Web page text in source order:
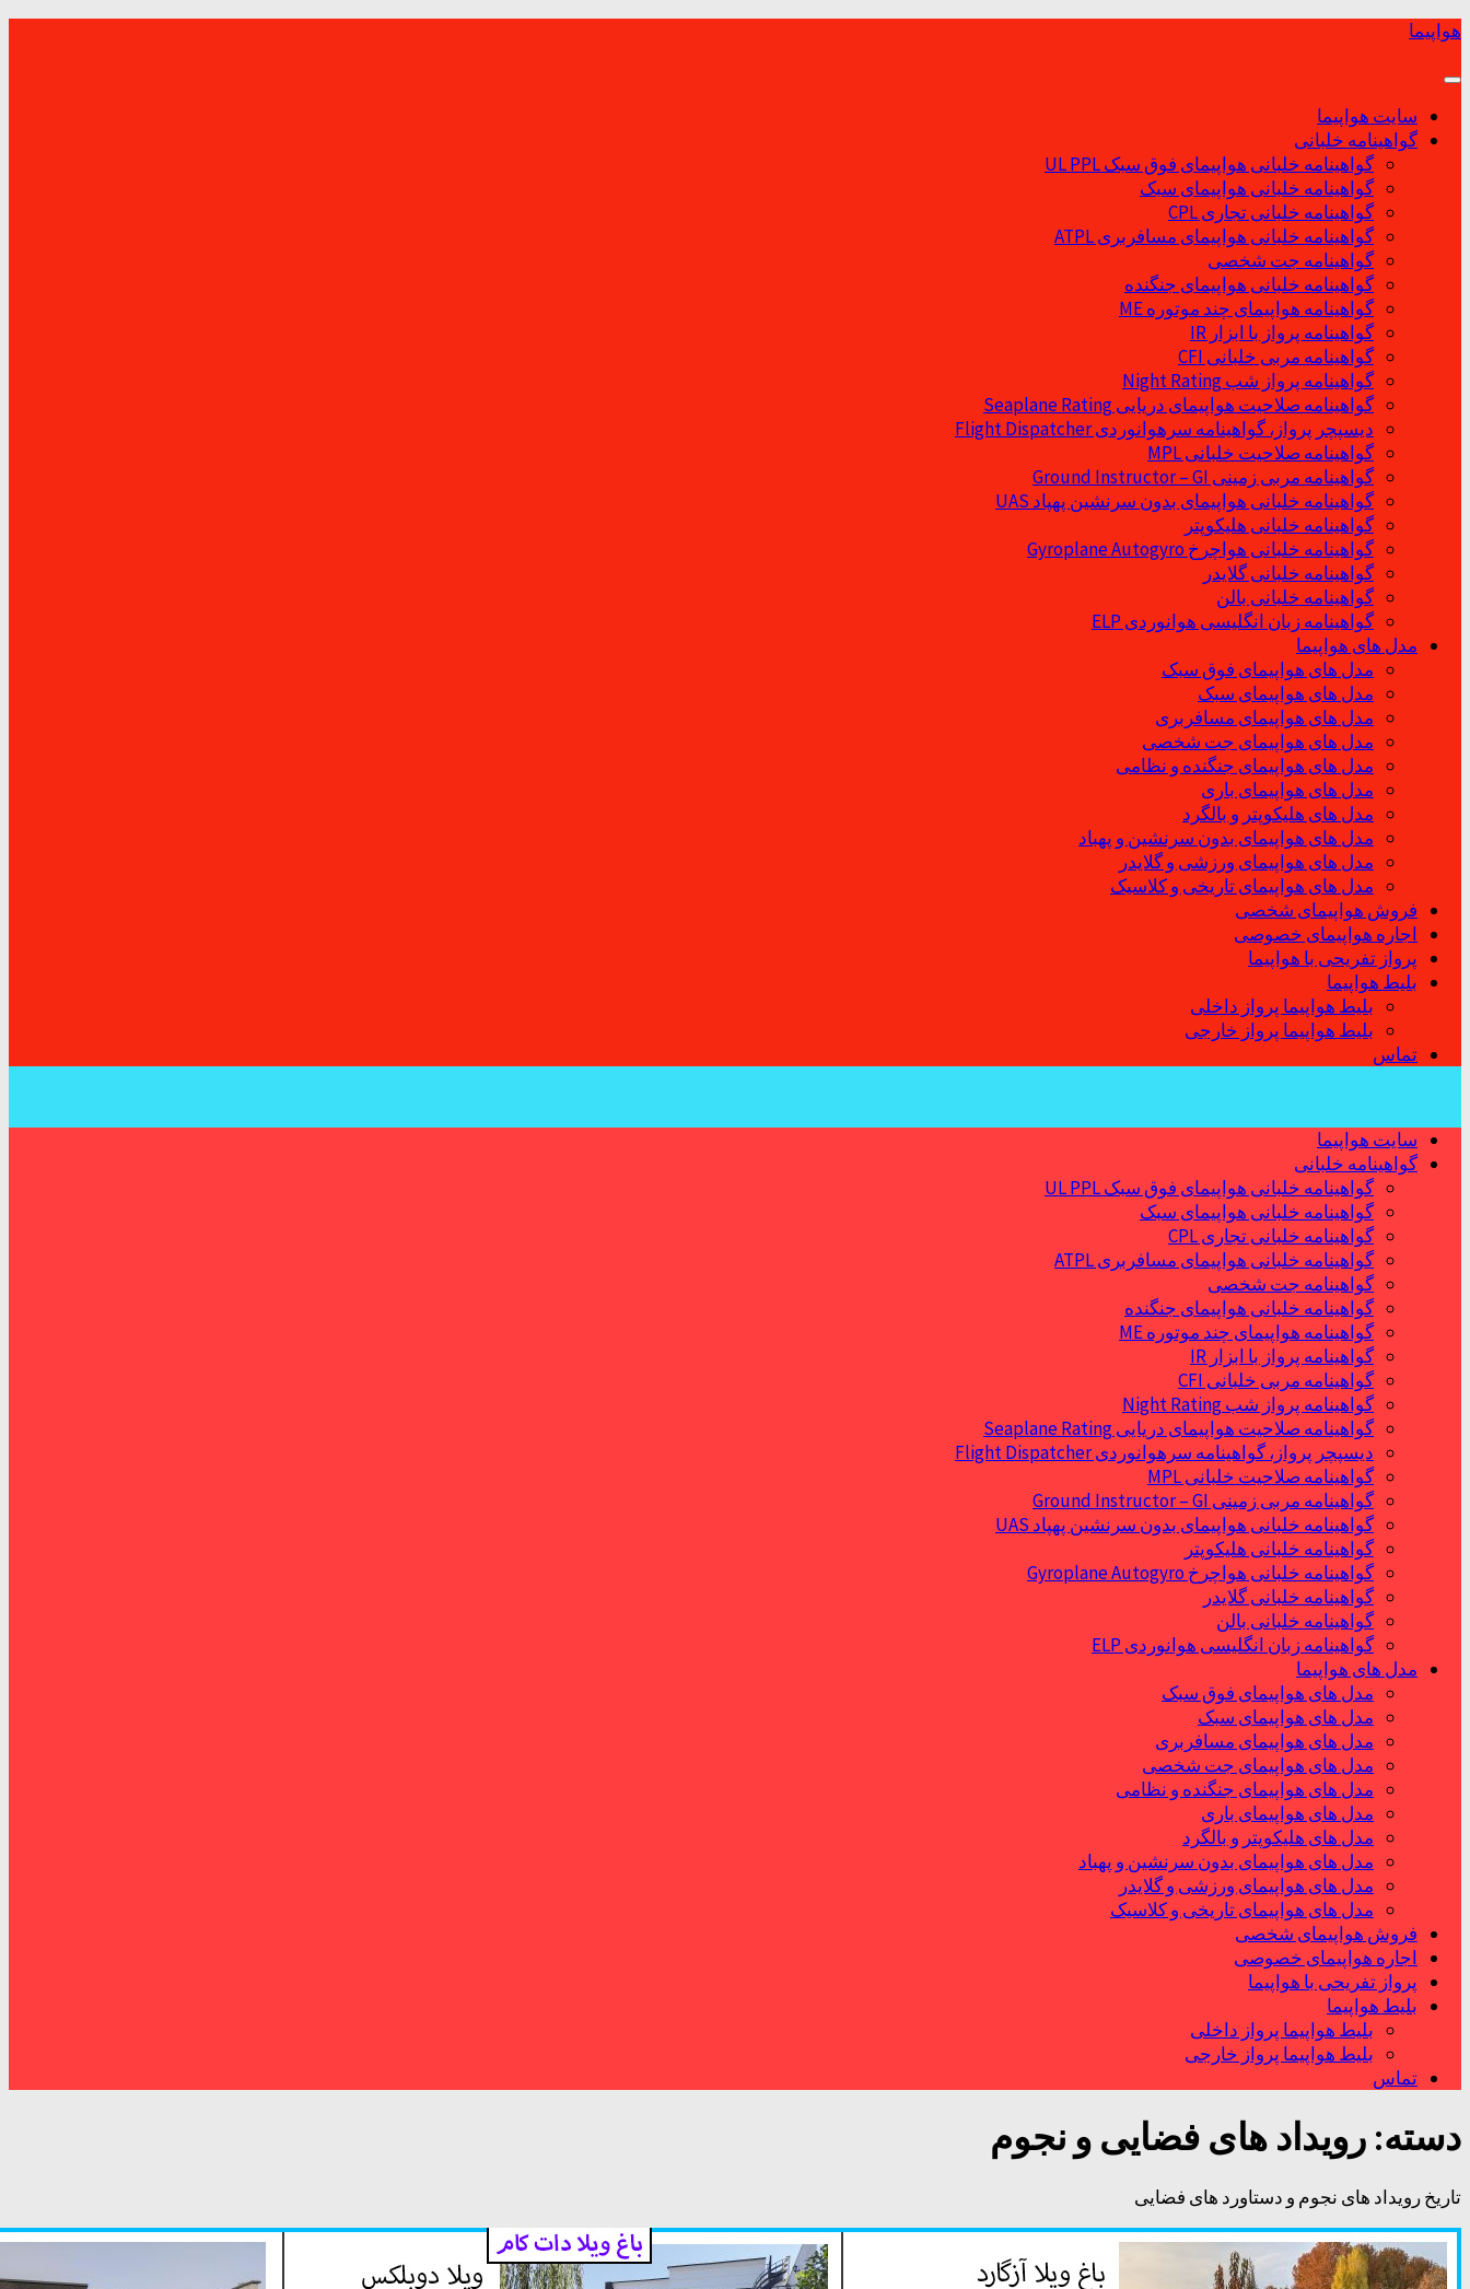
Skip
content
هواپیما
سایت هواپیما
گواهینامه خلبانی
گواهینامه خلبانی هواپیمای فوق سبک UL PPL
گواهینامه خلبانی هواپیمای سبک
گواهینامه خلبانی تجاری CPL
گواهینامه خلبانی هواپیمای مسافربری ATPL
گواهینامه جت شخصی
گواهینامه خلبانی هواپیمای جنگنده
گواهینامه هواپیمای چند موتوره ME
گواهینامه پرواز با ابزار IR
گواهینامه مربی خلبانی CFI
گواهینامه پرواز شب Night Rating
گواهینامه صلاحیت هواپیمای دریایی Seaplane Rating
دیسپچر پرواز، گواهینامه سرهوانوردی Flight Dispatcher
گواهینامه صلاحیت خلبانی MPL
گواهینامه مربی زمینی Ground Instructor – GI
گواهینامه خلبانی هواپیمای بدون سرنشین پهپاد UAS
گواهینامه خلبانی هلیکوپتر
گواهینامه خلبانی هواچرخ Gyroplane Autogyro
گواهینامه خلبانی گلایدر
گواهینامه خلبانی بالن
گواهینامه زبان انگلیسی هوانوردی ELP
مدل های هواپیما
مدل های هواپیمای فوق سبک
مدل های هواپیمای سبک
مدل های هواپیمای مسافربری
مدل های هواپیمای جت شخصی
مدل های هواپیمای جنگنده و نظامی
مدل های هواپیمای باری
مدل های هلیکوپتر و بالگرد
مدل های هواپیمای بدون سرنشین و پهباد
مدل های هواپیمای ورزشی و گلایدر
مدل های هواپیمای تاریخی و کلاسیک
فروش هواپیمای شخصی
اجاره هواپیمای خصوصی
پرواز تفریحی با هواپیما
بلیط هواپیما
بلیط هواپیما پرواز داخلی
بلیط هواپیما پرواز خارجی
تماس
سایت هواپیما
گواهینامه خلبانی
گواهینامه خلبانی هواپیمای فوق سبک UL PPL
گواهینامه خلبانی هواپیمای سبک
گواهینامه خلبانی تجاری CPL
گواهینامه خلبانی هواپیمای مسافربری ATPL
گواهینامه جت شخصی
گواهینامه خلبانی هواپیمای جنگنده
گواهینامه هواپیمای چند موتوره ME
گواهینامه پرواز با ابزار IR
گواهینامه مربی خلبانی CFI
گواهینامه پرواز شب Night Rating
گواهینامه صلاحیت هواپیمای دریایی Seaplane Rating
دیسپچر پرواز، گواهینامه سرهوانوردی Flight Dispatcher
گواهینامه صلاحیت خلبانی MPL
گواهینامه مربی زمینی Ground Instructor – GI
گواهینامه خلبانی هواپیمای بدون سرنشین پهپاد UAS
گواهینامه خلبانی هلیکوپتر
گواهینامه خلبانی هواچرخ Gyroplane Autogyro
گواهینامه خلبانی گلایدر
گواهینامه خلبانی بالن
گواهینامه زبان انگلیسی هوانوردی ELP
مدل های هواپیما
مدل های هواپیمای فوق سبک
مدل های هواپیمای سبک
مدل های هواپیمای مسافربری
مدل های هواپیمای جت شخصی
مدل های هواپیمای جنگنده و نظامی
مدل های هواپیمای باری
مدل های هلیکوپتر و بالگرد
مدل های هواپیمای بدون سرنشین و پهباد
مدل های هواپیمای ورزشی و گلایدر
مدل های هواپیمای تاریخی و کلاسیک
فروش هواپیمای شخصی
اجاره هواپیمای خصوصی
پرواز تفریحی با هواپیما
بلیط هواپیما
بلیط هواپیما پرواز داخلی
بلیط هواپیما پرواز خارجی
تماس
دسته: رویداد های فضایی و نجوم
تاریخ رویداد های نجوم و دستاورد های فضایی